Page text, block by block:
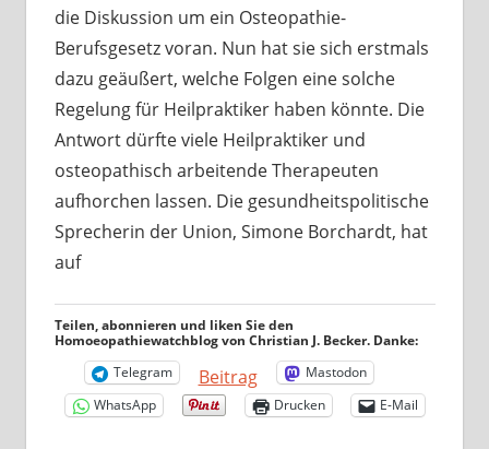
die Diskussion um ein Osteopathie-
Berufsgesetz voran. Nun hat sie sich erstmals
dazu geäußert, welche Folgen eine solche
Regelung für Heilpraktiker haben könnte. Die
Antwort dürfte viele Heilpraktiker und
osteopathisch arbeitende Therapeuten
aufhorchen lassen. Die gesundheitspolitische
Sprecherin der Union, Simone Borchardt, hat
auf
Teilen, abonnieren und liken Sie den
Homoeopathiewatchblog von Christian J. Becker. Danke:
Telegram
Beitrag
Mastodon
WhatsApp
Drucken E-Mail